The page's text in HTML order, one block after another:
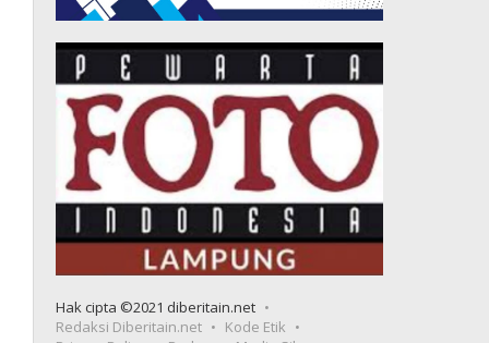
Hak cipta ©2021 diberitain.net
Redaksi Diberitain.net
Kode Etik